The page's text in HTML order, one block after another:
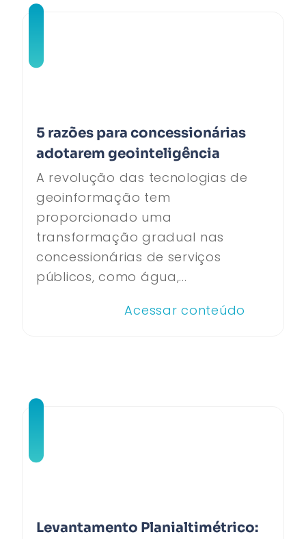
5 razões para concessionárias
adotarem geointeligência
A revolução das tecnologias de
geoinformação tem
proporcionado uma
transformação gradual nas
concessionárias de serviços
públicos, como água,...
Acessar conteúdo
Levantamento Planialtimétrico: